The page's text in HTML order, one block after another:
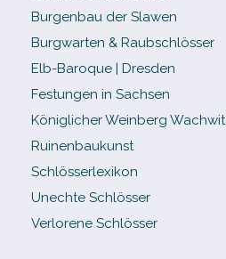
Burgenbau der Slawen
Burgwarten & Raubschlösser
Elb-​Baroque | Dresden
Festungen in Sachsen
Königlicher Weinberg
Ruinenbaukunst
Schlösserlexikon
Unechte Schlösser
Verlorene Schlösser